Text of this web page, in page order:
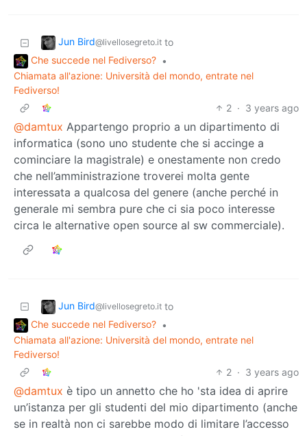
Jun Bird@livellosegreto.it to
Che succede nel Fediverso? •
Chiamata all'azione: Università del mondo, entrate nel
Fediverso!
2 · 3 years ago
@damtux Appartengo proprio a un dipartimento di
informatica (sono uno studente che si accinge a
cominciare la magistrale) e onestamente non credo
che nell’amministrazione troverei molta gente
interessata a qualcosa del genere (anche perché in
generale mi sembra pure che ci sia poco interesse
circa le alternative open source al sw commerciale).
Jun Bird@livellosegreto.it to
Che succede nel Fediverso? •
Chiamata all'azione: Università del mondo, entrate nel
Fediverso!
2 · 3 years ago
@damtux è tipo un annetto che ho 'sta idea di aprire
un’istanza per gli studenti del mio dipartimento (anche
se in realtà non ci sarebbe modo di limitare l’accesso